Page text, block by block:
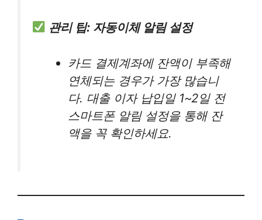
관리 팁: 자동이체 알림 설정
카드 결제계좌에 잔액이 부족해
연체되는 경우가 가장 많습니
다. 대출 이자 납입일 1~2일 전
스마트폰 알림 설정을 통해 잔
액을 꼭 확인하세요.